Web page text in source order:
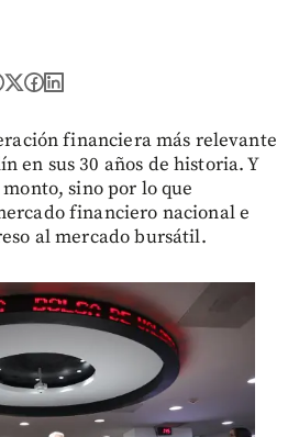
financiera más relevante
en sus 30 años de historia. Y
sino por lo que
financiero nacional e
al mercado bursátil.